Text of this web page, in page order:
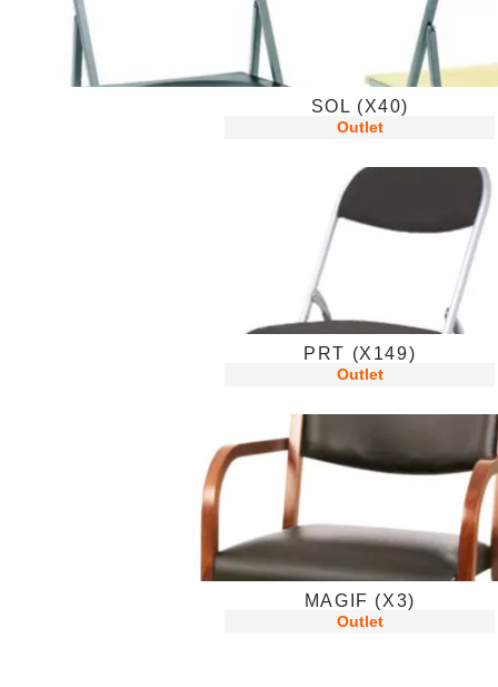
SOL (X40)
Outlet
PRT (X149)
Outlet
MAGIF (X3)
Outlet